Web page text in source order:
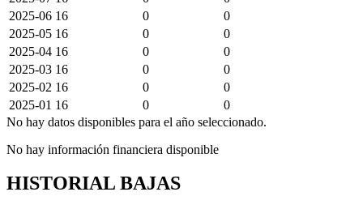
2025-06 16 0
0
2025-05 16 0
0
2025-04 16 0
0
2025-03 16 0
0
2025-02 16 0
0
2025-01 16 0
0
No hay datos disponibles para el año seleccionado.
No hay información financiera disponible
HISTORIAL BAJAS